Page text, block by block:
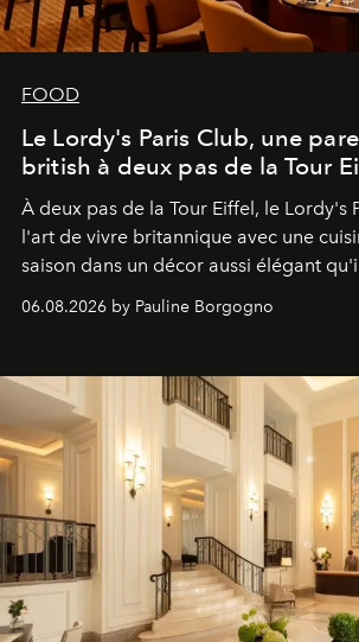
FOOD
Le Lordy's Paris Club, une
british à deux pas de la Tour
À deux pas de la Tour Eiffel, le Lordy's
l'art de vivre britannique avec une
saison dans un décor aussi élégant
06.08.2026 by Pauline Borgogno